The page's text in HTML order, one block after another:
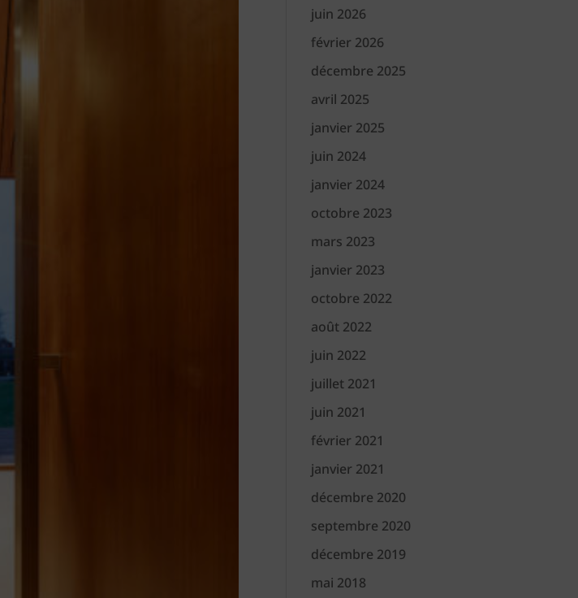
juin 2026
février 2026
décembre 2025
avril 2025
janvier 2025
juin 2024
janvier 2024
octobre 2023
mars 2023
janvier 2023
octobre 2022
août 2022
juin 2022
juillet 2021
juin 2021
février 2021
janvier 2021
décembre 2020
septembre 2020
décembre 2019
mai 2018